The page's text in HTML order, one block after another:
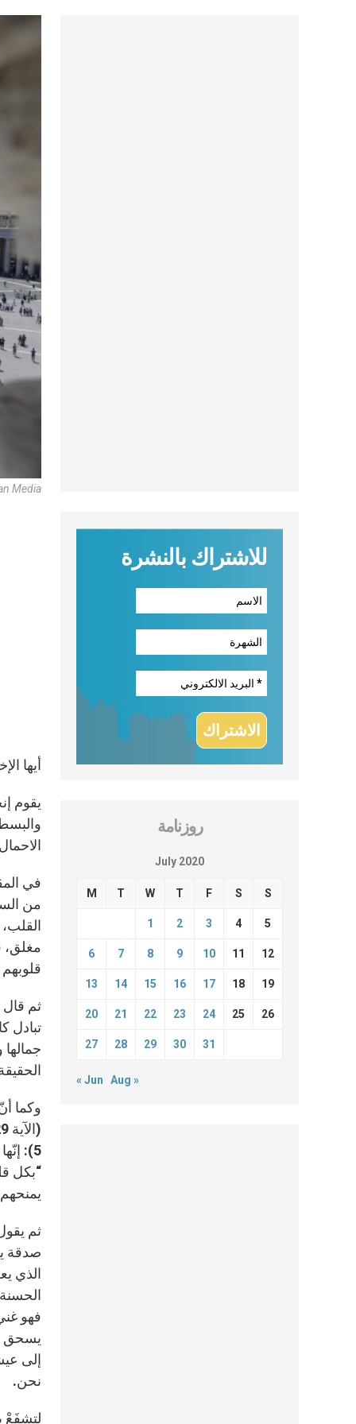
Media
أيها
من
مغلق،
ثم قال
تبادل
وكما
5):
“بكل
ثم
صدقة
الذي
فهو
يسحق
إلى
نحن.
لتشفَعْ
للاشتراك بالنشرة
روزنامة
July 2020
M T W T F S S
1 2 3 4 5
6 7 8 9 10 11 12
13 14 15 16 17 18 19
20 21 22 23 24 25 26
27 28 29 30 31
« Jun Aug »